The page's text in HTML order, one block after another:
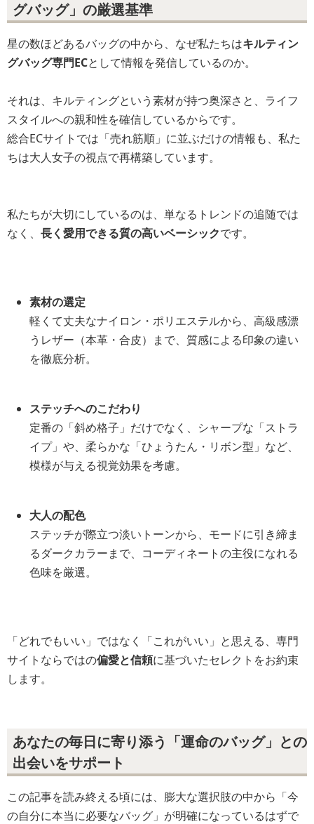
グバッグ」の厳選基準
星の数ほどあるバッグの中から、なぜ私たちはキルティン
グバッグ専門ECとして情報を発信しているのか。
それは、キルティングという素材が持つ奥深さと、ライフ
スタイルへの親和性を確信しているからです。
総合ECサイトでは「売れ筋順」に並ぶだけの情報も、私た
ちは大人女子の視点で再構築しています。
私たちが大切にしているのは、単なるトレンドの追随では
なく、 長く愛用できる質の高いベーシックです。
素材の選定
軽くて丈夫なナイロン・ポリエステルから、高級感漂
うレザー（本革・合皮）まで、質感による印象の違い
を徹底分析。
ステッチへのこだわり
定番の「斜め格子」だけでなく、シャープな「ストラ
イプ」や、柔らかな「ひょうたん・リボン型」など、
模様が与える視覚効果を考慮。
大人の配色
ステッチが際立つ淡いトーンから、モードに引き締ま
るダークカラーまで、コーディネートの主役になれる
色味を厳選。
「どれでもいい」ではなく「これがいい」と思える、専門
サイトならではの偏愛と信頼に基づいたセレクトをお約束
します。
あなたの毎日に寄り添う「運命のバッグ」との
出会いをサポート
この記事を読み終える頃には、膨大な選択肢の中から「今
の自分に本当に必要なバッグ」が明確になっているはずで